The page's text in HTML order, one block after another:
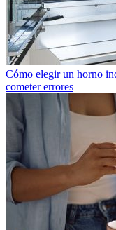
Cómo elegir un horno
cometer errores